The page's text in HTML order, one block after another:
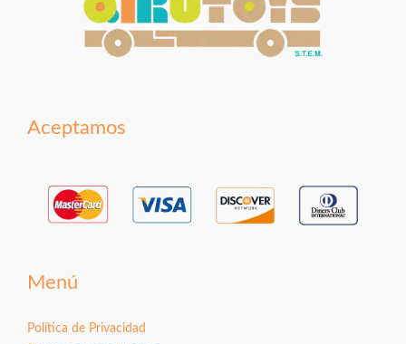
Aceptamos
Menú
Política de Privacidad